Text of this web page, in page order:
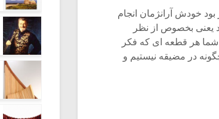
بود خودش آرانژمان انجام
یعنی بخصوص از نظر
شما هر قطعه ای که فکر
در مضیقه نیستیم و